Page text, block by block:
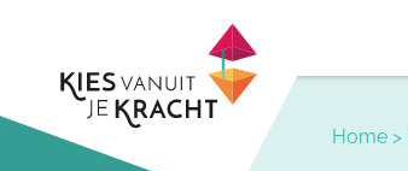
content
Home >